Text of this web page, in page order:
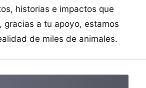
historias e impactos que
gracias a tu apoyo, estamos
de miles de animales.